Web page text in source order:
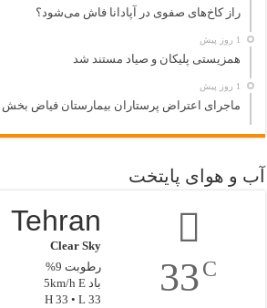
راز کاخ‌های صفوی در آپادانا فاش می‌شود؟
1 روز پیش
همزیستی پلیکان و صیاد مستند شد
1 روز پیش
ماجرای اعتراض پرستاران بیمارستان فیاض بخش
آب و هوای پایتخت
33C
Tehran
Clear Sky
رطوبت 9%
باد 5km/h E
H 33 • L 33